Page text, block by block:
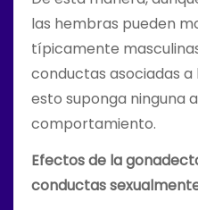
las hembras pueden
típicamente
conductas asociadas a
esto suponga ninguna
comportamiento.
Efectos de la
conductas